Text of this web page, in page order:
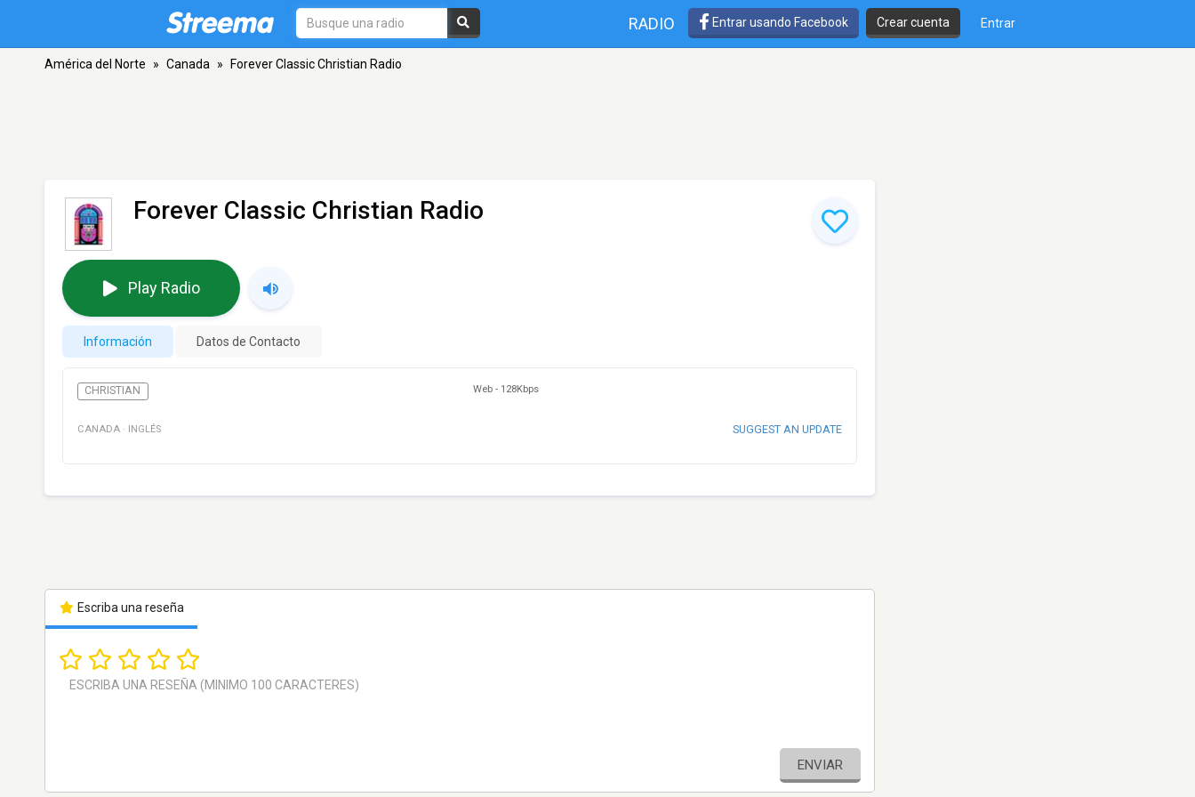
RADIO Entrar usando Facebook Crear cuenta Entrar
América del Norte » Canada » Forever Classic Christian Radio
Forever Classic Christian Radio
Play Radio
Información Datos de Contacto
CHRISTIAN Web - 128Kbps
CANADA · INGLÉS SUGGEST AN UPDATE
Escriba una reseña
ENVIAR